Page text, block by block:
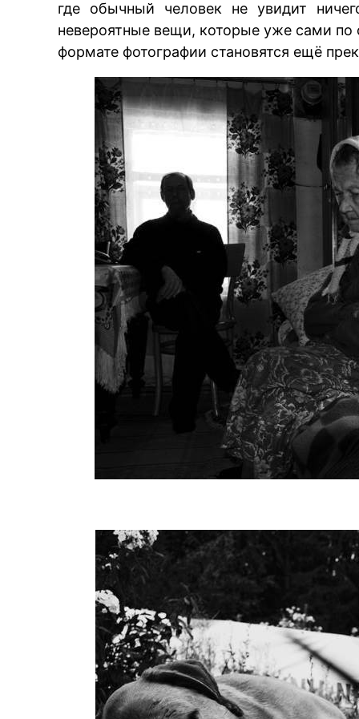
где обычный человек не увидит
невероятные вещи, которые уже сами по
формате фотографии становятся ещё